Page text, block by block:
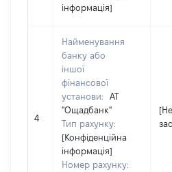
інформація]
4
Найменування
банку або
іншої
фінансової
установи:
АТ
"Ощадбанк"
Тип рахунку:
[Конфіденційна
інформація]
Номер рахунку:
[Не